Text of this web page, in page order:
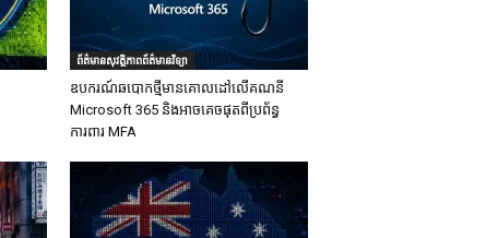
ព័ត៌មានសុវត្ថិភាពព័ត៌មានវិទ្យា
ឧបករណ៍ឆបោកថ្មីមានគោលដៅលើគណនី
Microsoft 365 និងអាចគេចផុតពីប្រព័ន្ធ
ការពារ MFA